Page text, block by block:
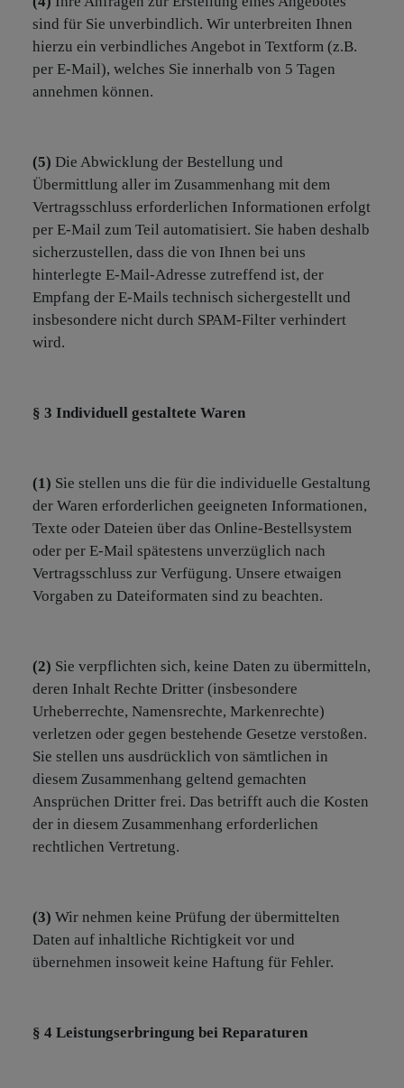
sind für Sie unverbindlich. Wir unterbreiten Ihnen
hierzu ein verbindliches Angebot in Textform (z.B.
per E-Mail), welches Sie innerhalb von 5 Tagen
annehmen können.
(5) Die Abwicklung der Bestellung und
Übermittlung aller im Zusammenhang mit dem
Vertragsschluss erforderlichen Informationen erfolgt
per E-Mail zum Teil automatisiert. Sie haben deshalb
sicherzustellen, dass die von Ihnen bei uns
hinterlegte E-Mail-Adresse zutreffend ist, der
Empfang der E-Mails technisch sichergestellt und
insbesondere nicht durch SPAM-Filter verhindert
wird.
§ 3 Individuell gestaltete Waren
(1) Sie stellen uns die für die individuelle Gestaltung
der Waren erforderlichen geeigneten Informationen,
Texte oder Dateien über das Online-Bestellsystem
oder per E-Mail spätestens unverzüglich nach
Vertragsschluss zur Verfügung. Unsere etwaigen
Vorgaben zu Dateiformaten sind zu beachten.
(2) Sie verpflichten sich, keine Daten zu übermitteln,
deren Inhalt Rechte Dritter (insbesondere
Urheberrechte, Namensrechte, Markenrechte)
verletzen oder gegen bestehende Gesetze verstoßen.
Sie stellen uns ausdrücklich von sämtlichen in
diesem Zusammenhang geltend gemachten
Ansprüchen Dritter frei. Das betrifft auch die Kosten
der in diesem Zusammenhang erforderlichen
rechtlichen Vertretung.
(3) Wir nehmen keine Prüfung der übermittelten
Daten auf inhaltliche Richtigkeit vor und
übernehmen insoweit keine Haftung für Fehler.
§ 4 Leistungserbringung bei Reparaturen